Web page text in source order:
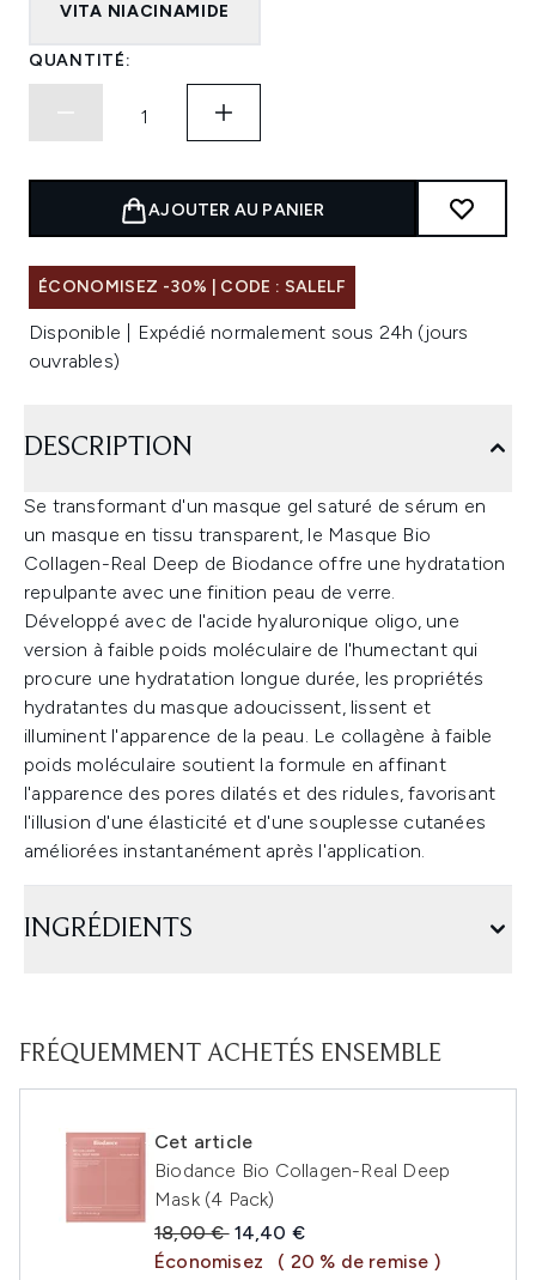
VITA NIACINAMIDE
QUANTITÉ:
AJOUTER AU PANIER
ÉCONOMISEZ -30% | CODE : SALELF
Disponible | Expédié normalement sous 24h (jours
ouvrables)
DESCRIPTION
Se transformant d'un masque gel saturé de sérum en
un masque en tissu transparent, le Masque Bio
Collagen-Real Deep de Biodance offre une hydratation
repulpante avec une finition peau de verre.
Développé avec de l'acide hyaluronique oligo, une
version à faible poids moléculaire de l'humectant qui
procure une hydratation longue durée, les propriétés
hydratantes du masque adoucissent, lissent et
illuminent l'apparence de la peau. Le collagène à faible
poids moléculaire soutient la formule en affinant
l'apparence des pores dilatés et des ridules, favorisant
l'illusion d'une élasticité et d'une souplesse cutanées
améliorées instantanément après l'application.
INGRÉDIENTS
FRÉQUEMMENT ACHETÉS ENSEMBLE
Cet article
Biodance Bio Collagen-Real Deep
Mask (4 Pack)
Prix de vente :
18,00 € Prix ​​actuel :
14,40 €
Économisez
( 20 % de remise )